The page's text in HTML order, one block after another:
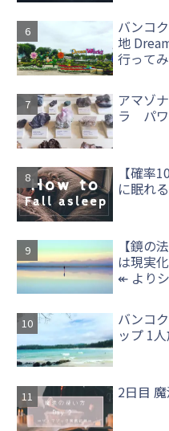
バンコ
地
行って
アマゾ
ラ パワ
【確率
に眠れ
【鏡の
は現実
↞ より
バンコ
ップ 1
2日目